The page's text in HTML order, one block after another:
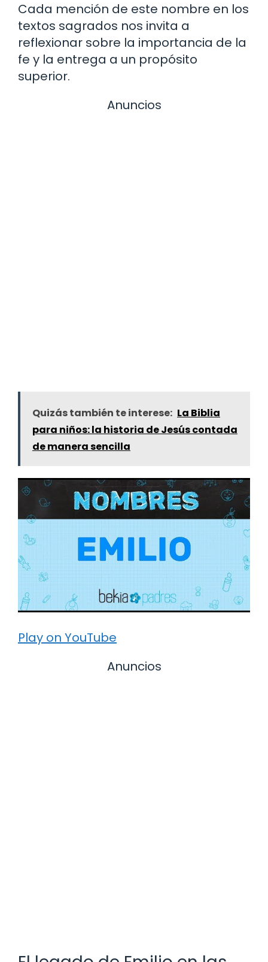
Cada mención de este nombre en los
textos sagrados nos invita a
reflexionar sobre la importancia de la
fe y la entrega a un propósito
superior.
Anuncios
Quizás también te interese: La Biblia
para niños: la historia de Jesús contada
de manera sencilla
Play on YouTube
Anuncios